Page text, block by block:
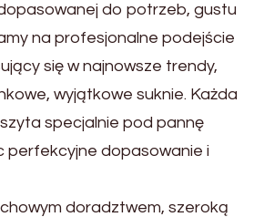
do potrzeb, gustu
na profesjonalne podejście
się w najnowsze trendy,
wyjątkowe suknie. Każda
specjalnie pod pannę
perfekcyjne dopasowanie i
doradztwem, szeroką